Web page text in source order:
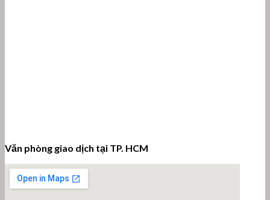
Văn phòng giao dịch tại TP. HCM